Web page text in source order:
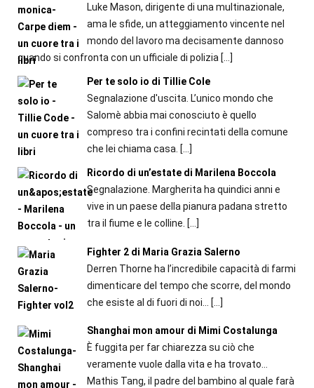
Luke Mason, dirigente di una multinazionale,
ama le sfide, un atteggiamento vincente nel
mondo del lavoro ma decisamente dannoso
quando si confronta con un ufficiale di polizia […]
Per te solo io di Tillie Cole
Segnalazione d'uscita. L’unico mondo che
Salomè abbia mai conosciuto è quello
compreso tra i confini recintati della comune
che lei chiama casa. […]
Ricordo di un’estate di Marilena Boccola
Segnalazione. Margherita ha quindici anni e
vive in un paese della pianura padana stretto
tra il fiume e le colline. […]
Fighter 2 di Maria Grazia Salerno
Derren Thorne ha l’incredibile capacità di farmi
dimenticare del tempo che scorre, del mondo
che esiste al di fuori di noi…
[…]
Shanghai mon amour di Mimi Costalunga
È fuggita per far chiarezza su ciò che
veramente vuole dalla vita e ha trovato…
Mathis Tang, il padre del bambino al quale farà